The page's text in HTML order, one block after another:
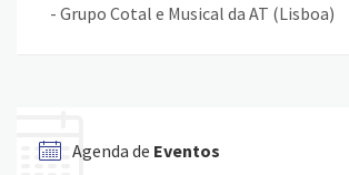
- Grupo Cotal e Musical da AT (Lisboa)
Agenda de Eventos